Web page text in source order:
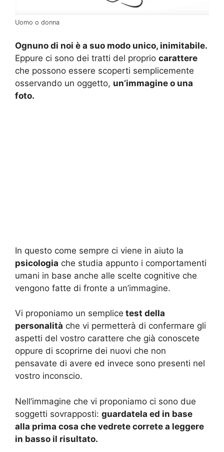
Uomo o donna
Ognuno di noi è a suo modo unico, inimitabile.
Eppure ci sono dei tratti del proprio carattere
che possono essere scoperti semplicemente
osservando un oggetto, un’immagine o una
foto.
In questo come sempre ci viene in aiuto la
psicologia che studia appunto i comportamenti
umani in base anche alle scelte cognitive che
vengono fatte di fronte a un’immagine.
Vi proponiamo un semplice test della
personalità che vi permetterà di confermare gli
aspetti del vostro carattere che già conoscete
oppure di scoprirne dei nuovi che non
pensavate di avere ed invece sono presenti nel
vostro inconscio.
Nell’immagine che vi proponiamo ci sono due
soggetti sovrapposti: guardatela ed in base
alla prima cosa che vedrete correte a leggere
in basso il risultato.